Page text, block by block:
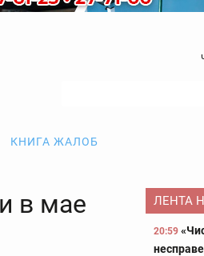
КНИГА ЖАЛОБ
в мае
ЛЕНТА
20:59